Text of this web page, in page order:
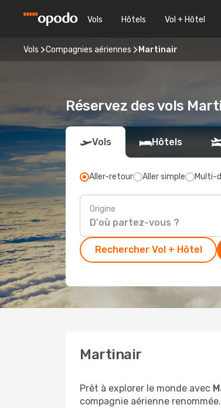
Vols Hôtels Vol + Hôtel
Vols Compagnies aériennes Martinair
Réservez des vols
Vols Hôtels
Aller-retour Aller simple Multi-
Origine
Rechercher Vol + Hôtel
Martinair
Prêt à explorer le monde avec
compagnie aérienne